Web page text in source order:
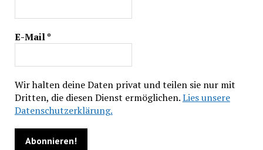
E-Mail*
Wir halten deine Daten privat und teilen sie nur mit
Dritten, die diesen Dienst ermöglichen.Lies unsere
Datenschutzerklärung.